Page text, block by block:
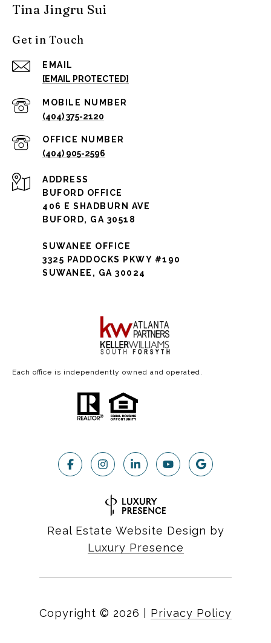
Tina Jingru Sui
Get in Touch
EMAIL
[EMAIL PROTECTED]
(404) 375-2120
(404) 905-2596
ADDRESS
BUFORD OFFICE
406 E SHADBURN AVE
BUFORD, GA 30518
SUWANEE OFFICE
3325 PADDOCKS PKWY #190
SUWANEE, GA 30024
Each office is independently owned and operated.
Real Estate Website Design by
Luxury Presence
Copyright © 2026 Privacy Policy